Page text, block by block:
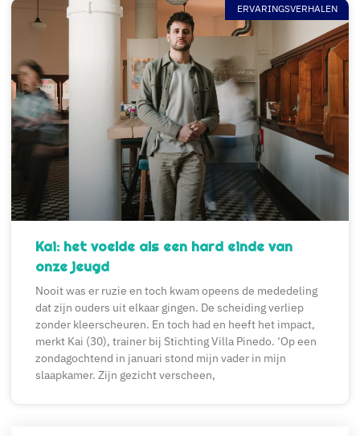
ERVARINGSVERHALEN
Kai: het voelde als een hard einde van
onze jeugd
Nooit was er ruzie en toch kwam opeens de mededeling
dat zijn ouders uit elkaar gingen. De scheiding verliep
zonder kleerscheuren. En toch had en heeft het impact,
merkt Kai (30), trainer bij Stichting Villa Pinedo. ‘Op een
zondagochtend in januari stond mijn vader in mijn
slaapkamer. Zijn gezicht verscheen,